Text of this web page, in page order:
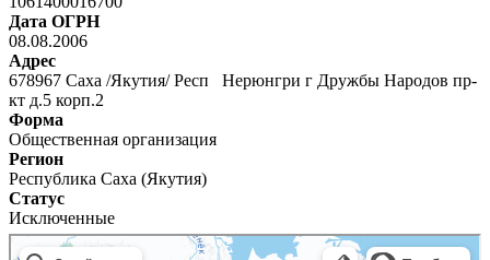
Дата ОГРН
08.08.2006
Адрес
678967 Саха /Якутия/ Респ Нерюнгри г Дружбы Народов пр-
кт д.5 корп.2
Форма
Общественная организация
Регион
Республика Саха (Якутия)
Статус
Исключенные